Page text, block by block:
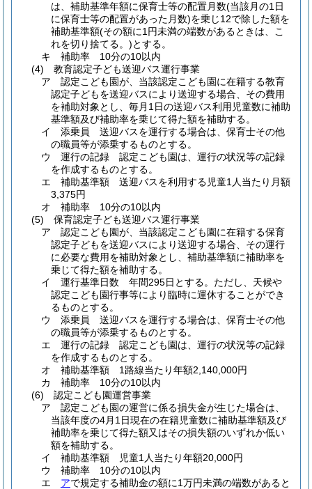
は、補助基準年額に保育士等の配置月数(当該月の1日
に保育士等の配置があった月数)を乗じ12で除した額を
補助基準額(その額に1円未満の端数があるときは、こ
れを切り捨てる。)とする。
キ
補助率 10分の10以内
(4)
教育認定子ども送迎バス運行事業
ア
認定こども園が、当該認定こども園に在籍する教育
認定子どもを送迎バスにより送迎する場合、その費用
を補助対象とし、毎月1日の送迎バス利用児童数に補助
基準額及び補助率を乗じて得た額を補助する。
イ
添乗員 送迎バスを運行する場合は、保育士その他
の職員等が添乗するものとする。
ウ
運行の記録 認定こども園は、運行の状況等の記録
を作成するものとする。
エ
補助基準額 送迎バスを利用する児童1人当たり月額
3,375円
オ
補助率 10分の10以内
(5)
保育認定子ども送迎バス運行事業
ア
認定こども園が、当該認定こども園に在籍する保育
認定子どもを送迎バスにより送迎する場合、その運行
に必要な費用を補助対象とし、補助基準額に補助率を
乗じて得た額を補助する。
イ
運行基準日数 年間295日とする。 ただし、天候や
認定こども園行事等により臨時に運休することができ
るものとする。
ウ
添乗員 送迎バスを運行する場合は、保育士その他
の職員等が添乗するものとする。
エ
運行の記録 認定こども園は、運行の状況等の記録
を作成するものとする。
オ
補助基準額 1路線当たり年額2,140,000円
カ
補助率 10分の10以内
(6)
認定こども園運営事業
ア
認定こども園の運営に係る損失金が生じた場合は、
当該年度の4月1日現在の在籍児童数に補助基準額及び
補助率を乗じて得た額又はその損失額のいずれか低い
額を補助する。
イ
補助基準額 児童1人当たり年額20,000円
ウ
補助率 10分の10以内
エ
アで規定する補助金の額に1万円未満の端数があると